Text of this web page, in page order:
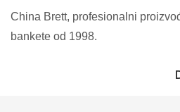
China Brett, profesionalni
bankete od 1998.